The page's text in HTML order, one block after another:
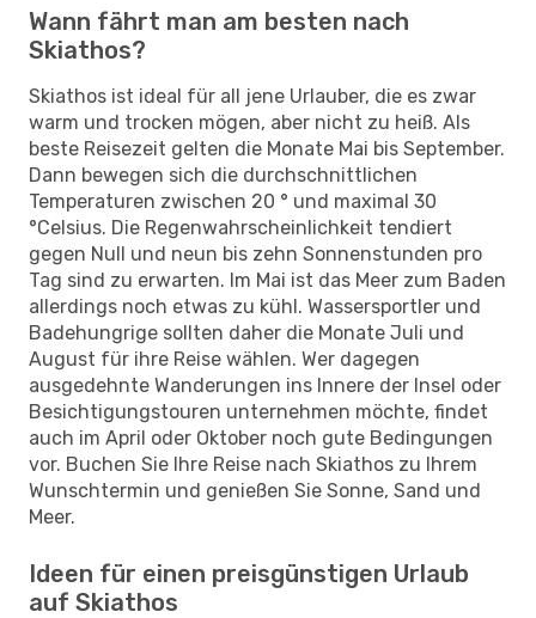
Wann fährt man am besten nach
Skiathos?
Skiathos ist ideal für all jene Urlauber, die es zwar
warm und trocken mögen, aber nicht zu heiß. Als
beste Reisezeit gelten die Monate Mai bis September.
Dann bewegen sich die durchschnittlichen
Temperaturen zwischen 20 ° und maximal 30
°Celsius. Die Regenwahrscheinlichkeit tendiert
gegen Null und neun bis zehn Sonnenstunden pro
Tag sind zu erwarten. Im Mai ist das Meer zum Baden
allerdings noch etwas zu kühl. Wassersportler und
Badehungrige sollten daher die Monate Juli und
August für ihre Reise wählen. Wer dagegen
ausgedehnte Wanderungen ins Innere der Insel oder
Besichtigungstouren unternehmen möchte, findet
auch im April oder Oktober noch gute Bedingungen
vor. Buchen Sie Ihre Reise nach Skiathos zu Ihrem
Wunschtermin und genießen Sie Sonne, Sand und
Meer.
Ideen für einen preisgünstigen Urlaub
auf Skiathos